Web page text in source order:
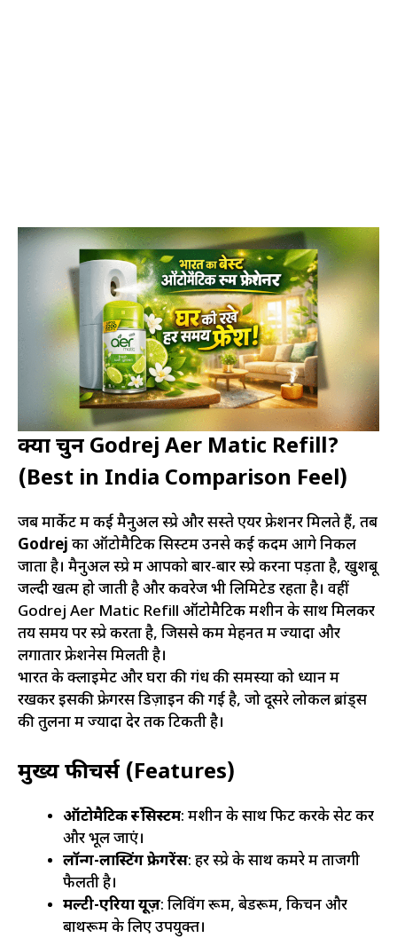
क्यों चुनें Godrej Aer Matic Refill?
(Best in India Comparison Feel)
जब मार्केट में कई मैनुअल स्प्रे और सस्ते एयर फ्रेशनर मिलते हैं, तब
Godrej का ऑटोमैटिक सिस्टम उनसे कई कदम आगे निकल
जाता है। मैनुअल स्प्रे में आपको बार-बार स्प्रे करना पड़ता है, खुशबू
जल्दी खत्म हो जाती है और कवरेज भी लिमिटेड रहता है। वहीं
Godrej Aer Matic Refill ऑटोमैटिक मशीन के साथ मिलकर
तय समय पर स्प्रे करता है, जिससे कम मेहनत में ज्यादा और
लगातार फ्रेशनेस मिलती है।
भारत के क्लाइमेट और घरों की गंध की समस्या को ध्यान में
रखकर इसकी फ्रेगरेंस डिज़ाइन की गई है, जो दूसरे लोकल ब्रांड्स
की तुलना में ज्यादा देर तक टिकती है।
मुख्य फीचर्स (Features)
ऑटोमैटिक स्प्रे सिस्टम: मशीन के साथ फिट करके सेट करें
और भूल जाएं।
लॉन्ग-लास्टिंग फ्रेगरेंस: हर स्प्रे के साथ कमरे में ताजगी
फैलती है।
मल्टी-एरिया यूज़: लिविंग रूम, बेडरूम, किचन और
बाथरूम के लिए उपयुक्त।